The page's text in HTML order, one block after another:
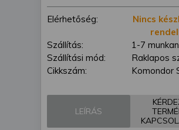
Elérhetőség:
Nincs
Szállítás:
1-7
Szállítási mód:
Raklapos
Cikkszám:
Komondor
LEÍRÁS
részletesebb információkhoz
megváltoztathatja beállításait.
figyelmét, hogy személyes
bizonyos kezeléséhez nem
szükséges az Ön
jogában áll tiltakozni az ilyen
a weboldalra érvényesek. Erre a
webhelyre visszatérve vagy az
adatvédelmi szabályzatunk